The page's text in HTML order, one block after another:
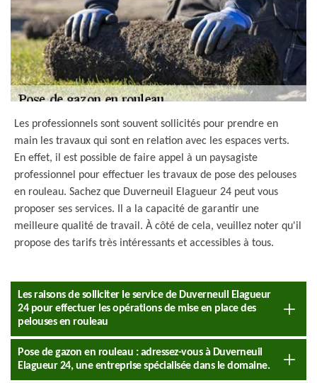
Les professionnels sont souvent sollicités pour prendre en
main les travaux qui sont en relation avec les espaces verts.
En effet, il est possible de faire appel à un paysagiste
professionnel pour effectuer les travaux de pose des pelouses
en rouleau. Sachez que Duverneuil Elagueur 24 peut vous
proposer ses services. Il a la capacité de garantir une
meilleure qualité de travail. À côté de cela, veuillez noter qu'il
propose des tarifs très intéressants et accessibles à tous.
Les raisons de solliciter le service de Duverneuil Elagueur
24 pour effectuer les opérations de mise en place des
pelouses en rouleau
Pose de gazon en rouleau : adressez-vous à Duverneuil
Elagueur 24, une entreprise spécialisée dans le domaine.